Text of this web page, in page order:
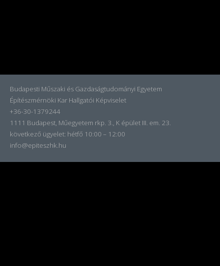
Budapesti Műszaki és Gazdaságtudományi Egyetem
Építészmérnöki Kar Hallgatói Képviselet
+36-30-1379244
1111 Budapest, Műegyetem rkp. 3., K épület III. em. 23.
következő ügyelet: hétfő 10:00 – 12:00
info@epiteszhk.hu